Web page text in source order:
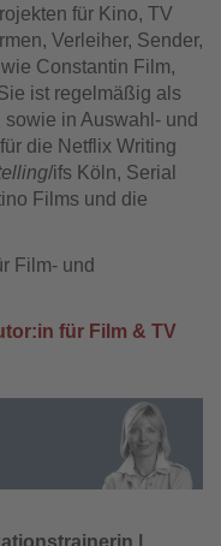
für Kino, TV
Verleiher, Sender,
Constantin Film,
ist regelmäßig als
in Auswahl- und
die Netflix Writing
/ifs Köln, Serial
Films und die
Film- und
für Film & TV
|